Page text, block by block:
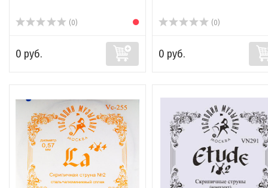
(0)
0 руб.
(0)
0 руб.